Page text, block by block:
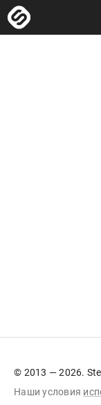
© 2013 — 2026.
Наши условия